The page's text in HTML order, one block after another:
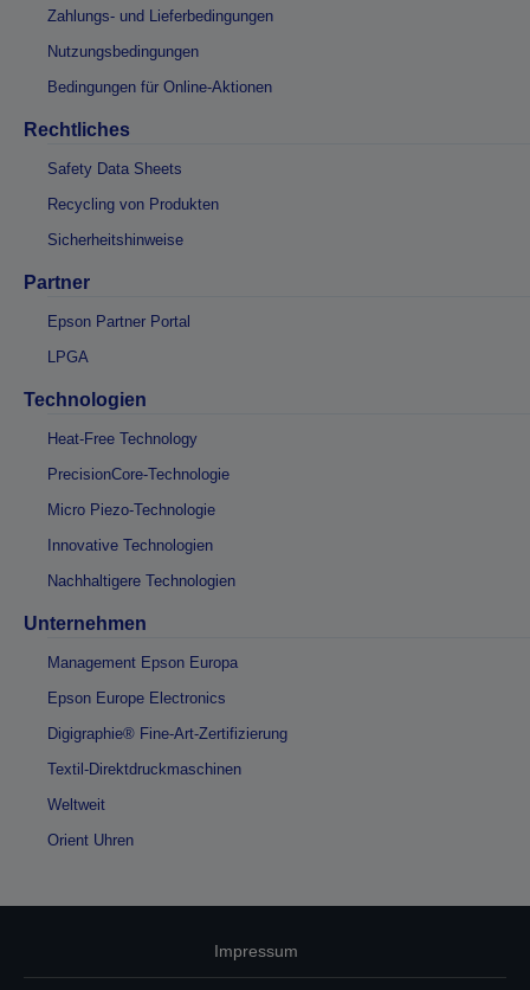
Zahlungs- und Lieferbedingungen
Nutzungsbedingungen
Bedingungen für Online-Aktionen
Rechtliches
Safety Data Sheets
Recycling von Produkten
Sicherheitshinweise
Partner
Epson Partner Portal
LPGA
Technologien
Heat-Free Technology
PrecisionCore-Technologie
Micro Piezo-Technologie
Innovative Technologien
Nachhaltigere Technologien
Unternehmen
Management Epson Europa
Epson Europe Electronics
Digigraphie® Fine-Art-Zertifizierung
Textil-Direktdruckmaschinen
Weltweit
Orient Uhren
Impressum